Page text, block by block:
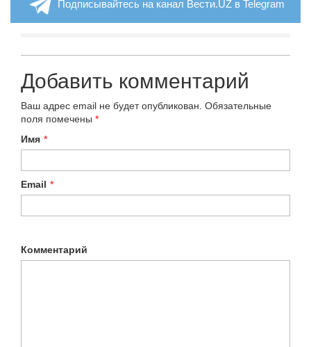
Подписывайтесь на канал Вести.UZ в Telegram
Добавить комментарий
Ваш адрес email не будет опубликован. Обязательные
поля помечены *
Имя *
Email *
Комментарий